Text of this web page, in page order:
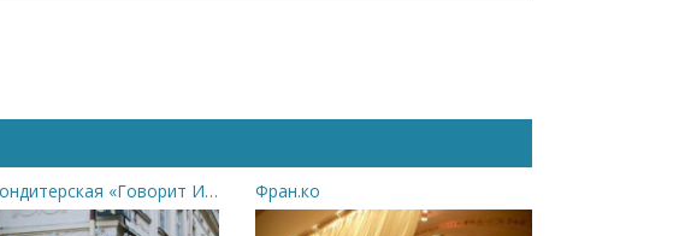
Кафе-кондитерская «Говорит Ивано-Франковск» Фран.ко